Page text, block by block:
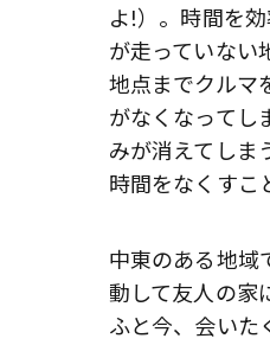
よ!）。時間を
が走っていない
地点までクルマ
がなくなってし
みが消えてしま
時間をなくすこ
中東のある地域
動して友人の家
ふと今、会いた